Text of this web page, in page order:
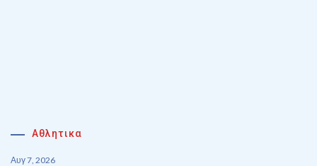
Αθλητικα
Αυγ 7, 2026